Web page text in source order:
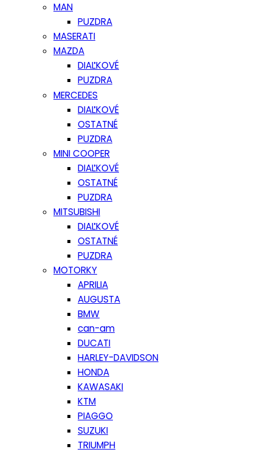
MAN
PUZDRA
MASERATI
MAZDA
DIAĽKOVÉ
PUZDRA
MERCEDES
DIAĽKOVÉ
OSTATNÉ
PUZDRA
MINI COOPER
DIAĽKOVÉ
OSTATNÉ
PUZDRA
MITSUBISHI
DIAĽKOVÉ
OSTATNÉ
PUZDRA
MOTORKY
APRILIA
AUGUSTA
BMW
can-am
DUCATI
HARLEY-DAVIDSON
HONDA
KAWASAKI
KTM
PIAGGO
SUZUKI
TRIUMPH